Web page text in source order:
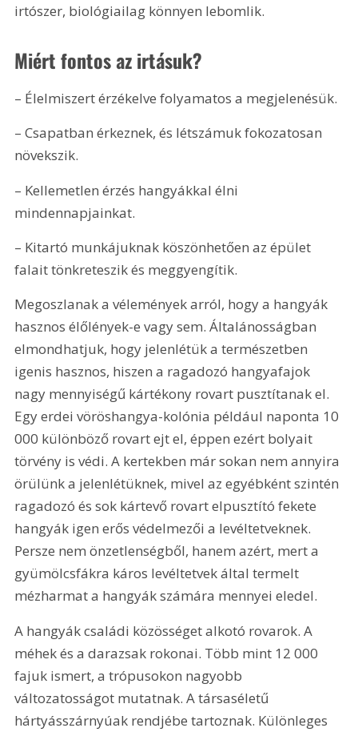
irtószer, biológiailag könnyen lebomlik.
Miért fontos az irtásuk?
– Élelmiszert érzékelve folyamatos a megjelenésük.
– Csapatban érkeznek, és létszámuk fokozatosan
növekszik.
– Kellemetlen érzés hangyákkal élni
mindennapjainkat.
– Kitartó munkájuknak köszönhetően az épület
falait tönkreteszik és meggyengítik.
Megoszlanak a vélemények arról, hogy a hangyák
hasznos élőlények-e vagy sem. Általánosságban
elmondhatjuk, hogy jelenlétük a természetben
igenis hasznos, hiszen a ragadozó hangyafajok
nagy mennyiségű kártékony rovart pusztítanak el.
Egy erdei vöröshangya-kolónia például naponta 10
000 különböző rovart ejt el, éppen ezért bolyait
törvény is védi. A kertekben már sokan nem annyira
örülünk a jelenlétüknek, mivel az egyébként szintén
ragadozó és sok kártevő rovart elpusztító fekete
hangyák igen erős védelmezői a levéltetveknek.
Persze nem önzetlenségből, hanem azért, mert a
gyümölcsfákra káros levéltetvek által termelt
mézharmat a hangyák számára mennyei eledel.
A hangyák családi közösséget alkotó rovarok. A
méhek és a darazsak rokonai. Több mint 12 000
fajuk ismert, a trópusokon nagyobb
változatosságot mutatnak. A társaséletű
hártyásszárnyúak rendjébe tartoznak. Különleges